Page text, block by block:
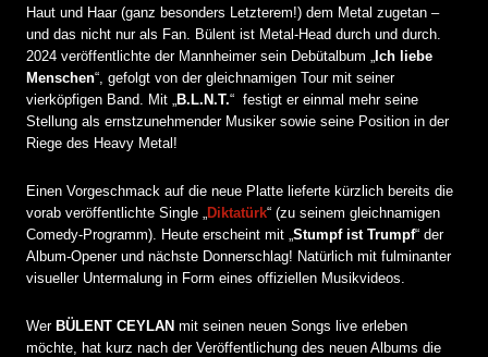
Haut und Haar (ganz besonders Letzterem!) dem Metal zugetan –
und das nicht nur als Fan. Bülent ist Metal-Head durch und durch.
2024 veröffentlichte der Mannheimer sein Debütalbum „ Ich liebe
Menschen“, gefolgt von der gleichnamigen Tour mit seiner
vierköpfigen Band. Mit „ B.L.N.T.“ festigt er einmal mehr seine
Stellung als ernstzunehmender Musiker sowie seine Position in der
Riege des Heavy Metal!
Einen Vorgeschmack auf die neue Platte lieferte kürzlich bereits die
vorab veröffentlichte Single „ Diktatürk“ (zu seinem gleichnamigen
Comedy-Programm). Heute erscheint mit „ Stumpf ist Trumpf“ der
Album-Opener und nächste Donnerschlag! Natürlich mit fulminanter
visueller Untermalung in Form eines offiziellen Musikvideos.
Wer BÜLENT CEYLAN mit seinen neuen Songs live erleben
möchte, hat kurz nach der Veröffentlichung des neuen Albums die